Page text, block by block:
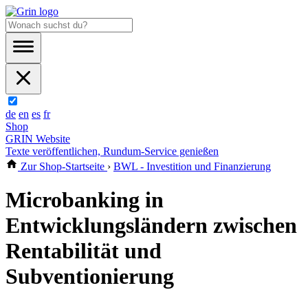
de en es fr
Shop
GRIN Website
Texte veröffentlichen, Rundum-Service genießen
Zur Shop-Startseite › BWL - Investition und Finanzierung
Microbanking in
Entwicklungsländern zwischen
Rentabilität und
Subventionierung